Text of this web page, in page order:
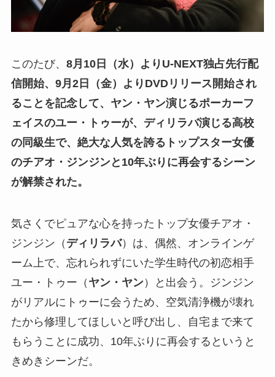
このたび、 8月10日（水）よりU-NEXT独占先行配
信開始、9月2日（金）よりDVDリリース開始され
ることを記念して、ヤン・ヤン演じるポーカーフ
ェイスのユー・トゥーが、ディリラバ演じる高校
の同級生で、絶大な人気を誇るトップスター女優
のチアオ・ジンジンと10年ぶりに再会するシーン
が解禁された。
気さくでピュアな心を持ったトップ女優チアオ・
ジンジン（ ディリラバ）は、偶然、オンラインゲ
ーム上で、忘れられずにいた学生時代の初恋相手
ユー・トゥー（ ヤン・ヤン）と出会う。ジンジン
がリアルにトゥーに会うため、空気清浄機が壊れ
たから修理してほしいと呼び出し、自宅まで来て
もらうことに成功、10年ぶりに再会するというと
きめきシーンだ。